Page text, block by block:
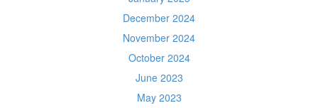
December 2024
November 2024
October 2024
June 2023
May 2023